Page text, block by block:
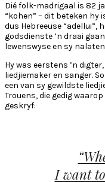
Dié folk-madrigaal is 82
“kohen” – dit beteken hy
dus Hebreeuse “adellui”,
godsdienste ’n draai
lewenswyse en sy
Hy was eerstens ’n
liedjiemaker en sanger.
een van sy gewildste
Trouens, die gedig
geskryf:
I want